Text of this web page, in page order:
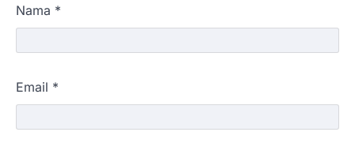
Nama *
Email *